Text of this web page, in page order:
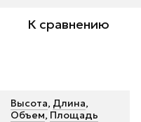
К сравнению
Высота, Длина,
Объем, Площадь